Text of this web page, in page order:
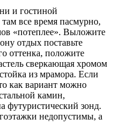
и гостиной
все время пасмурно,
«потеплее». Выложите
отдых поставьте
оттенка, положите
сверкающая хромом
из мрамора. Если
как вариант можно
камин,
футуристический зонд.
недопустимы, а